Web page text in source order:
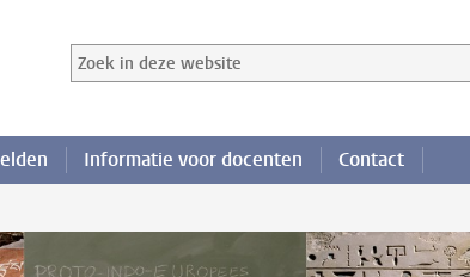
Zoek in deze website
Zoekterm
Informatie voor docenten Contact